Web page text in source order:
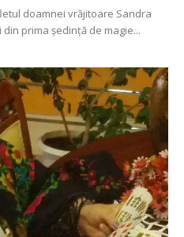
doamnei vrăjitoare Sandra
prima şedinţă de magie...